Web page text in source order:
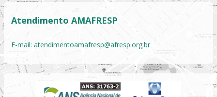
Atendimento AMAFRESP
E-mail: atendimentoamafresp@afresp.org.br